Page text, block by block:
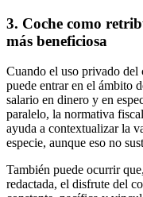
3. Coche como
más beneficiosa
Cuando el uso privado del
puede entrar en el ámbito
salario en dinero y en
paralelo, la normativa
ayuda a contextualizar la
especie, aunque eso no
También puede ocurrir
redactada, el disfrute del